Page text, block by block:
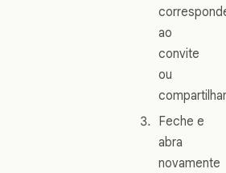
ao
convite
ou
Feche e
abra
novamente